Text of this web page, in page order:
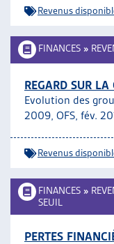
Revenus
FINANCES »
REGARD SUR
Evolution des
2009, OFS, fév.
Revenus
FINANCES »
SEUIL
PERTES